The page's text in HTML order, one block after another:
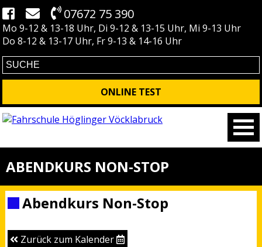
07672 75 390
Mo 9-12 & 13-18 Uhr, Di 9-12 & 13-15 Uhr, Mi 9-13 Uhr
Do 8-12 & 13-17 Uhr, Fr 9-13 & 14-16 Uhr
ONLINE TEST
ABENDKURS NON-STOP
Abendkurs Non-Stop
Zurück zum Kalender